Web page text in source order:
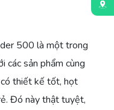
500 là một trong
các sản phẩm cùng
có thiết kế tốt, họt
Đó này thật tuyệt,